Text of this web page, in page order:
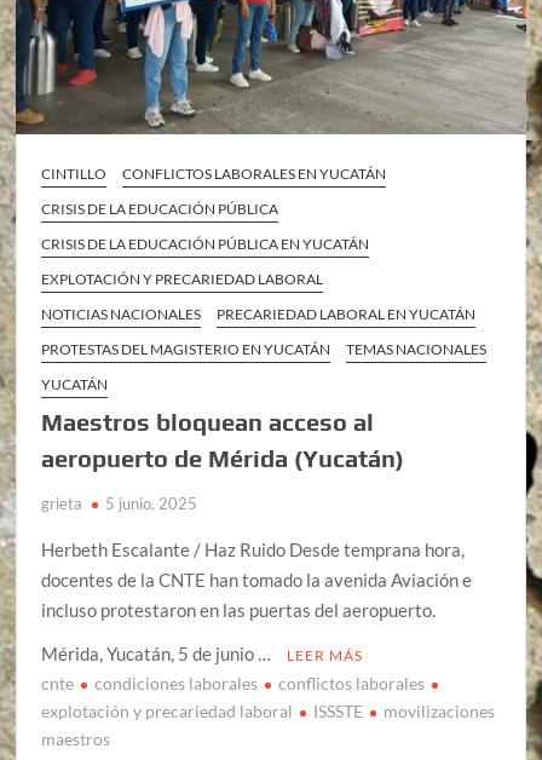
CINTILLO
CONFLICTOS LABORALES EN YUCATÁN
CRISIS DE LA EDUCACIÓN PÚBLICA
CRISIS DE LA EDUCACIÓN PÚBLICA EN YUCATÁN
EXPLOTACIÓN Y PRECARIEDAD LABORAL
NOTICIAS NACIONALES
PRECARIEDAD LABORAL EN YUCATÁN
PROTESTAS DEL MAGISTERIO EN YUCATÁN
TEMAS NACIONALES
YUCATÁN
Maestros bloquean acceso al
aeropuerto de Mérida (Yucatán)
grieta 5 junio, 2025
Herbeth Escalante / Haz Ruido Desde temprana hora,
docentes de la CNTE han tomado la avenida Aviación e
incluso protestaron en las puertas del aeropuerto.
Mérida, Yucatán, 5 de junio …
LEER MÁS
cnte condiciones laborales
conflictos laborales
explotación y precariedad laboral
ISSSTE
movilizaciones
maestros